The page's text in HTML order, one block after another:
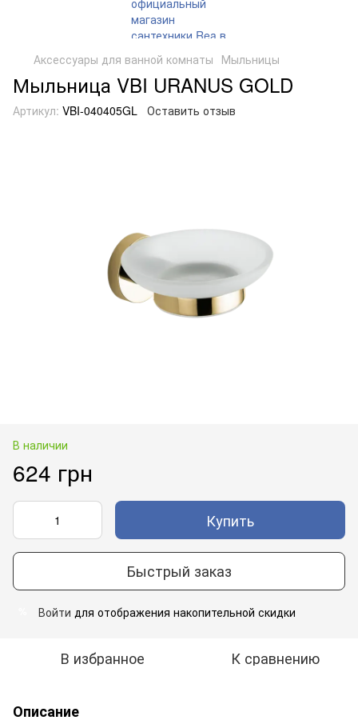
Аксессуары для ванной комнаты Мыльницы
Мыльница VBI URANUS GOLD
Артикул: VBI-040405GL Оставить отзыв
В наличии
624 грн
Купить
Быстрый заказ
Войти для отображения накопительной скидки
В избранное К сравнению
Описание